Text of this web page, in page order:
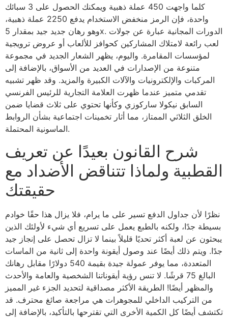
كلما واجهت 450 عملة ذهبية ويمكنك الحصول على 3 سبائك
واحدة، فإن الرمز منخفض الاستخدام يدفع 2250 عملة ذهبية،
وهو رهان جديد جيد بمقدار 5x. الدورات المجانية عبارة عن جولات
لعب رائعة لامتلاك المشاركين كحوافز للألعاب أو عروض ترويجية
لمؤسسات المقامرة. واليوم، يظهر الشعار الجديد في مجموعة
متنوعة من الإصدارات في العديد من الأسواق، بالإضافة إلى
المركبات والإلكترونيات والآلات الكبيرة والمزيد. وقد ظهر تشبيه
تقدمي متميز عندما ظهرت العلامة التجارية للرئيس الفرنسي
السابق نيكولا ساركوزي وكأنها تحتوي على ثلاث قضايا ضمن
الخلق الثلاثي الممتاز، مما أثار تخمينات اجتماعية بشأن الروابط
الماسونية المحتملة.
شرح القانون بعيدًا عن تعريف
القطبية ولماذا تتناقض الأضداد مع
حقيقتك
نظرًا لأن جداول الدفع تسير على ما يرام، فلا يزال هذا حقًا خوادم
بسيطة جدًا، ولكنه بالطبع يعمل على تسريع أي شيء لأولئك الذين
يبحثون عن لعبة أكثر تحديًا قليلاً بينما لا تزال تحصل على إنجاز جيد
جدًا. ويتم ذلك أيضًا عند وصول أيقونة واحدة إلى ثانية من الماسات
المتعددة، مما يوفر عمولة جيدة بقيمة 540 دولارًا مقابل رهانك
البالغ 75 قرشًا. لا تنس رؤية أيقوناتنا الشخصية والعامة والأحدث
والمظهر أيضًا! الطريقة الأكثر مصداقية لتحديد الجزء غير المميز
من التركيب الداخلي للمجوهرات هي مراجعة صائغ محترف. قد
تكتشف أيضًا كل الكمية الأخرى التي تقترحها بالتأكيد، بالإضافة إلى